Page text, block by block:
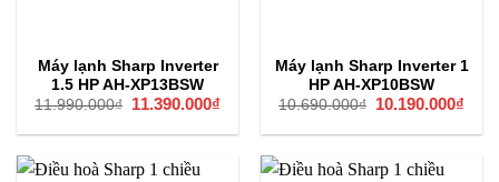
Máy lạnh Sharp Inverter
1.5 HP AH-XP13BSW
11.990.000₫
Giá
là:
11.390.000₫
tại
11.390.000₫.
Máy lạnh Sharp Inverter 1
HP AH-XP10BSW
10.690.000₫
Giá
là:
10.190.000₫
tại